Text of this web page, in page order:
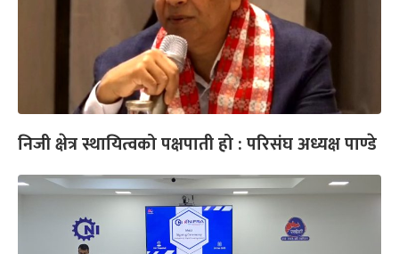
निजी क्षेत्र स्थायित्वको पक्षपाती हो : परिसंघ अध्यक्ष पाण्डे